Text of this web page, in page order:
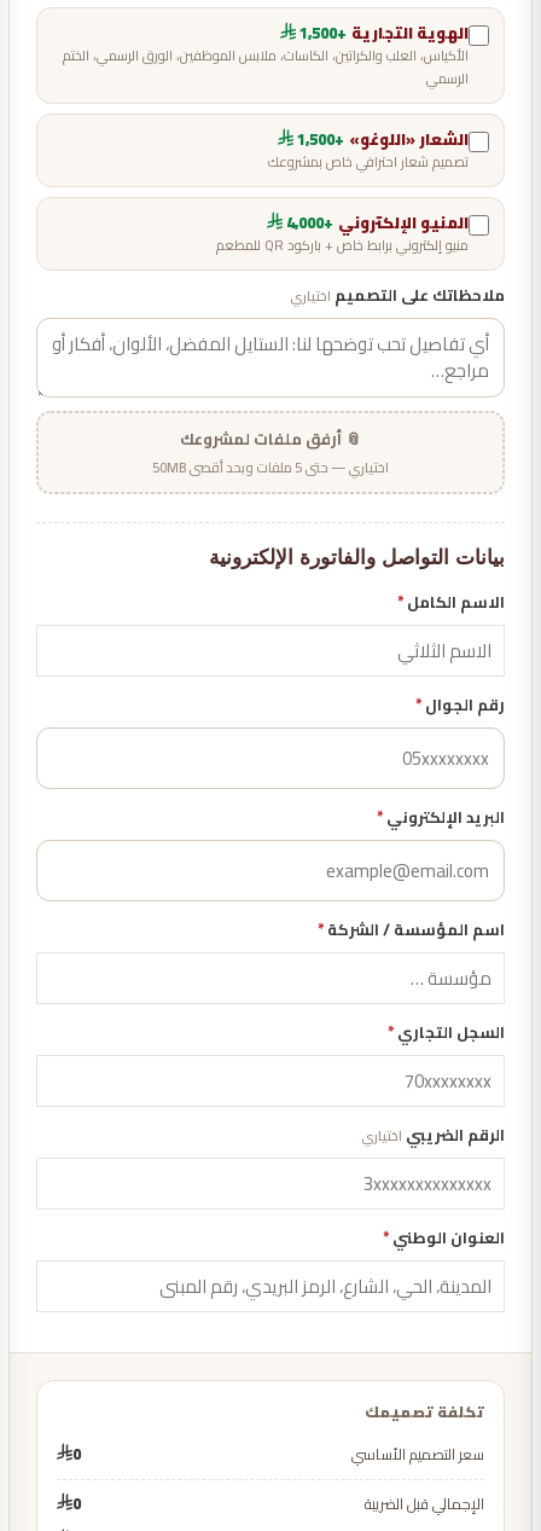
الهوية التجارية +1,500
الأكياس، العلب والكراتين، الكاسات، ملابس الموظفين، الورق الرسمي، الختم
الرسمي
الشعار «اللوغو» +1,500
تصميم شعار احترافي خاص بمشروعك
المنيو الإلكتروني +4,000
منيو إلكتروني برابط خاص + باركود QR للمطعم
ملاحظاتك على التصميم اختياري
📎 أرفق ملفات لمشروعك
اختياري — حتى 5 ملفات وبحد أقصى 50MB
بيانات التواصل والفاتورة الإلكترونية
الاسم الكامل*
رقم الجوال*
البريد الإلكتروني*
اسم المؤسسة / الشركة*
السجل التجاري*
الرقم الضريبي اختياري
العنوان الوطني*
تكلفة تصميمك
سعر التصميم الأساسي
0
الإجمالي قبل الضريبة
0